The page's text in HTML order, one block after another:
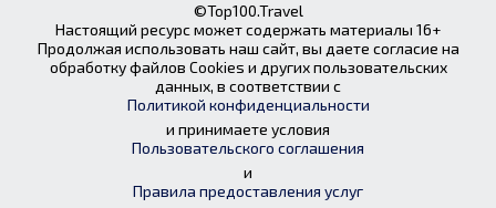
©Top100.Travel
Настоящий ресурс может содержать материалы 16+
Продолжая использовать наш сайт, вы даете согласие на
обработку файлов Cookies и других пользовательских
данных, в соответствии с
Политикой конфиденциальности
и принимаете условия
Пользовательского соглашения
и
Правила предоставления услуг